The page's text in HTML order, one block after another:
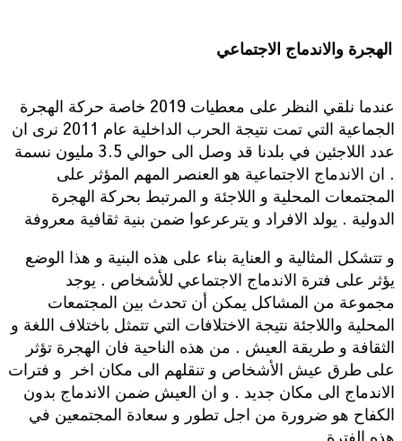
الهجرة والاندماج الاجتماعي
عندما نلقي النظر على معطيات 2019 خاصة حركة الهجرة
الجماعية التي تمت نتيجة الحرب الداخلية عام 2011 نرى ان
عدد اللاجئين في بلدنا قد وصل الى حوالي 3.5 مليون نسمة
. ان الاندماج الاجتماعية هو العنصر المهم المؤثر على
المجتمعات المحلية و اللاجئة و المرتبط بحركة الهجرة
الدولية . يولد الافراد و يترعرعوا ضمن بنية ثقافية معروفة
و تتشكل المثالية و العناية بناء على هذه البنية و هذا الوضع
يؤثر على فترة الاندماج الاجتماعي للأشخاص . يوجد
مجموعة من المشاكل يمكن أن تحدث بين المجتمعات
المحلية واللاجئة نتيجة الاختلافات التي تتمثل باختلاف اللغة و
الثقافة و طريقة العيش . من هذه الناحية فان الهجرة تؤثر
على طرق عيش الأشخاص و تنقلهم الى مكان اخر و فترات
الاندماج الى مكان جديد . و ان العيش ضمن الاندماج بدون
الكفاح هو ضرورة من اجل تطور و سعادة المجتمعين في
هذه الفترة